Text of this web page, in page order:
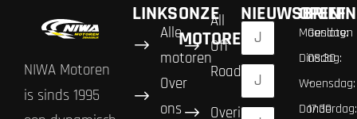
NIWA Motoren
is sinds 1995
LINKS
Alle
motoren
Over
ons
ONZE
MOTOREN
All
Off
Road
Overig
NIEUWSBRIEF
Maandag:
Dinsdag:
Woensdag:
Donderdag:
Gesloten
08:30
–
17:30